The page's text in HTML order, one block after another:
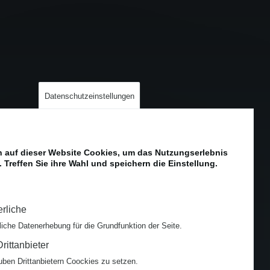
Datenschutzeinstellungen
auf dieser Website Cookies, um das Nutzungserlebnis
Treffen Sie ihre Wahl und speichern die Einstellung.
Datenerhebung für die Grundfunktion der Seite.
Drittanbietern Coockies zu setzen.